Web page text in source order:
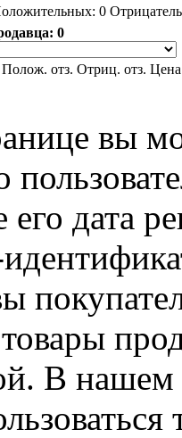
0
0
Полож. отз. Отриц. отз. Цена
вы
его дата
В нашем